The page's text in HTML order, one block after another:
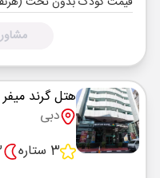
هتل گرند میفر
دبی
3 ستاره